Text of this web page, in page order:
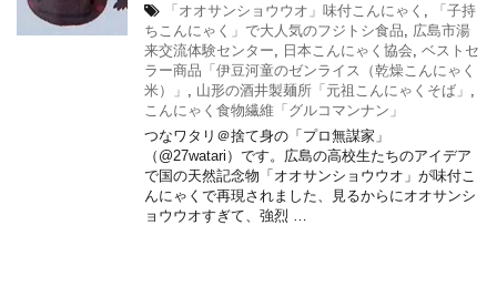
「オオサンショウウオ」味付こんにゃく
「子持
ちこんにゃく」で大人気のフジトシ食品
広島市湯
来交流体験センター
日本こんにゃく協会 ベストセ
ラー商品「伊豆河童のゼンライス（乾燥こんにゃく
米）」
山形の酒井製麺所「元祖こんにゃくそば」
こんにゃく食物繊維「グルコマンナン」
つなワタリ＠捨て身の「プロ無謀家」
（@27watari）です。広島の高校生たちのアイデア
で国の天然記念物「オオサンショウウオ」が味付こ
んにゃくで再現されました、見るからにオオサンシ
ョウウオすぎて、強烈 …